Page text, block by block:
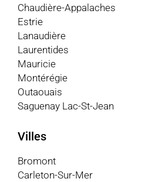
Chaudière-Appalaches
Estrie
Lanaudière
Laurentides
Mauricie
Montérégie
Outaouais
Saguenay Lac-St-Jean
Villes
Bromont
Carleton-Sur-Mer